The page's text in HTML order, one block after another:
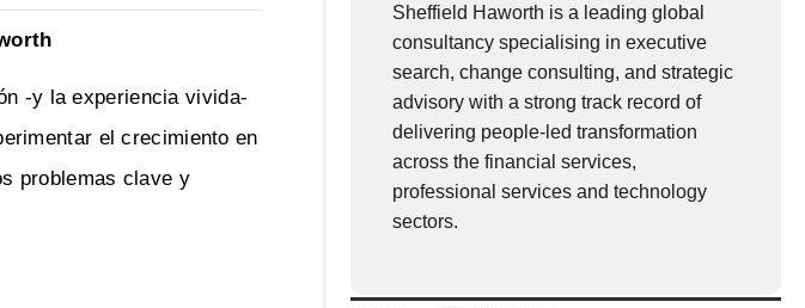
-y la experiencia vivida-
el crecimiento en
problemas clave y
Sheffield Haworth is a leading global
consultancy specialising in executive
search, change consulting, and strategic
advisory with a strong track record of
delivering people-led transformation
across the financial services,
professional services and technology
sectors.